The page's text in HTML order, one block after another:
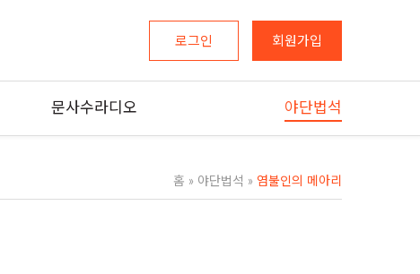
로그인 회원가입
문사수라디오 야단법석
홈 » 야단법석 » 염불인의 메아리